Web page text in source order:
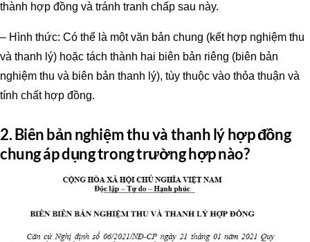
thành hợp đồng và tránh tranh chấp sau này.
– Hình thức: Có thể là một văn bản chung (kết hợp nghiệm thu
và thanh lý) hoặc tách thành hai biên bản riêng (biên bản
nghiệm thu và biên bản thanh lý), tùy thuộc vào thỏa thuận và
tính chất hợp đồng.
2. Biên bản nghiệm thu và thanh lý hợp đồng
chung áp dụng trong trường hợp nào?